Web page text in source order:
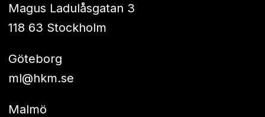
Magus Ladulåsgatan 3
118 63 Stockholm
Göteborg
ml@hkm.se
Malmö